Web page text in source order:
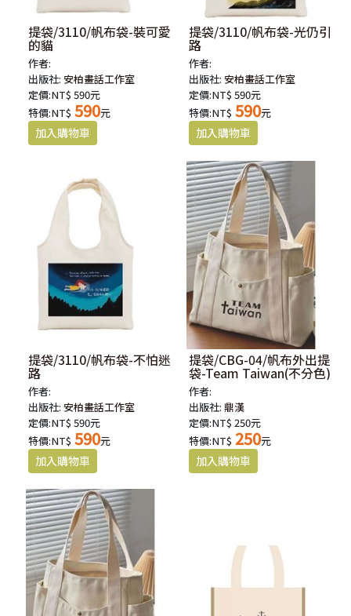
提袋/3110/帆布袋-裝可愛
的貓
作者:
出版社:安柏畫話工作室
定價:NT$ 590元
特價:NT$ 590元
提袋/3110/帆布袋-光仍引
路
作者:
出版社:安柏畫話工作室
定價:NT$ 590元
特價:NT$ 590元
提袋/3110/帆布袋-不怕迷
路
作者:
出版社:安柏畫話工作室
定價:NT$ 590元
特價:NT$ 590元
提袋/CBG-04/帆布外出提
袋-Team Taiwan(不分色)
作者:
出版社:鼎漢
定價:NT$ 250元
特價:NT$ 250元